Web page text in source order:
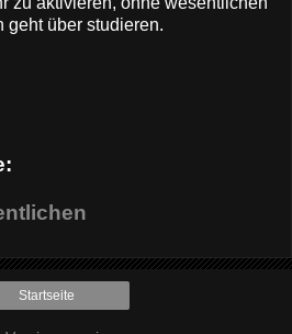
geht über studieren.
Startseite